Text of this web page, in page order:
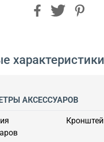
характеристики
АКСЕССУАРОВ